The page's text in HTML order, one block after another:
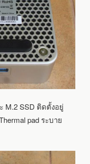
M.2 SSD ติดตั้งอยู่
pad ระบาย